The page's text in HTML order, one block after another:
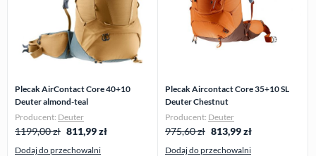
Plecak AirContact Core 40+10
Deuter almond-teal
Producent: Deuter
1199,00 zł 811,99zł
Dodaj do przechowalni
Plecak Aircontact Core 35+10 SL
Deuter Chestnut
Producent: Deuter
975,60 zł 813,99zł
Dodaj do przechowalni